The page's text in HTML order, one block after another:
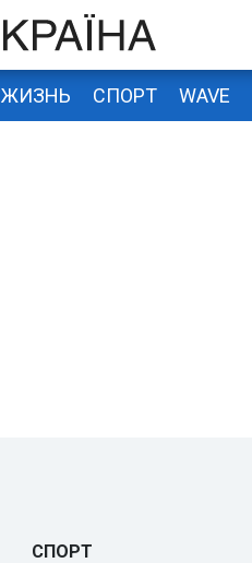
ЖИЗНЬ СПОРТ WAVE
СПОРТ